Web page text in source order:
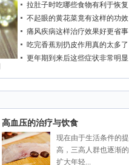
拉肚子时吃哪些食物有利于恢复
不起眼的黄花菜竟有这样的功效
痛风疾病这样治疗效果好更省事
吃完香蕉别扔皮作用真的太多了
更年期到来后这些症状非常明显
高血压的治疗与饮食
现在由于生活条件的提
高，三高人群也逐渐的
扩大年轻...